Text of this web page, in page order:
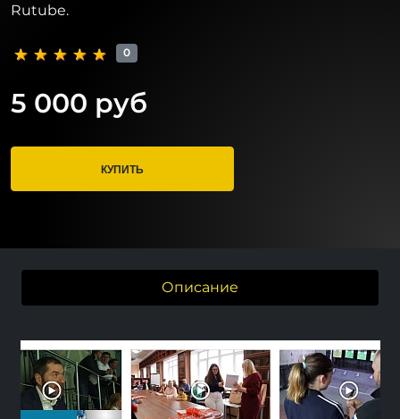
Rutube.
0
5 000 руб
КУПИТЬ
Описание